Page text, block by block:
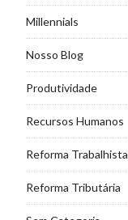
Millennials
Nosso Blog
Produtividade
Recursos Humanos
Reforma Trabalhista
Reforma Tributária